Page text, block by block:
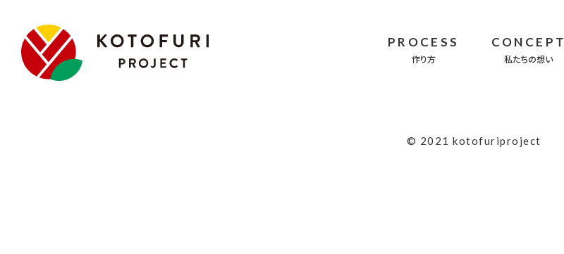
PROCESS
作り方
CONCEPT
私たちの想い
© 2021 kotofuriproject